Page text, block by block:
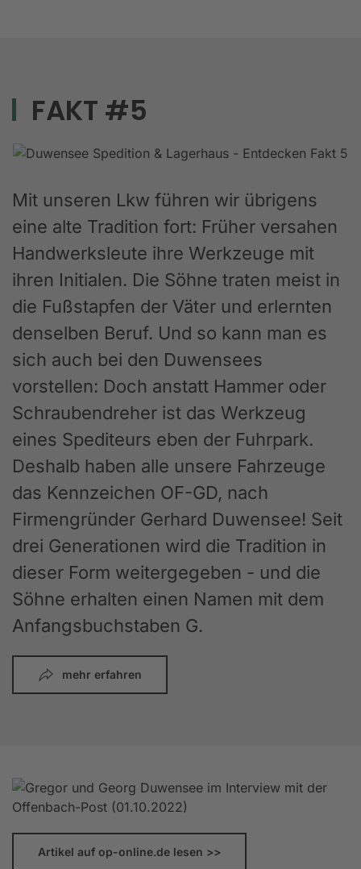
FAKT #5
Mit unseren Lkw führen wir übrigens
eine alte Tradition fort: Früher versahen
Handwerksleute ihre Werkzeuge mit
ihren Initialen. Die Söhne traten meist in
die Fußstapfen der Väter und erlernten
denselben Beruf. Und so kann man es
sich auch bei den Duwensees
vorstellen: Doch anstatt Hammer oder
Schraubendreher ist das Werkzeug
eines Spediteurs eben der Fuhrpark.
Deshalb haben alle unsere Fahrzeuge
das Kennzeichen OF-GD, nach
Firmengründer Gerhard Duwensee! Seit
drei Generationen wird die Tradition in
dieser Form weitergegeben - und die
Söhne erhalten einen Namen mit dem
Anfangsbuchstaben G.
mehr erfahren
Artikel auf op-online.de lesen >>